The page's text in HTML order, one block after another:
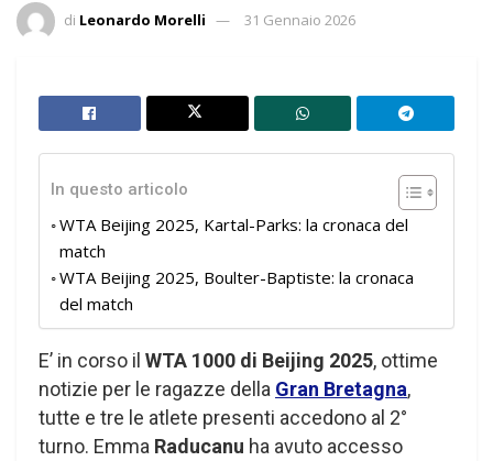
di Leonardo Morelli 31 Gennaio 2026
In questo articolo
WTA Beijing 2025, Kartal-Parks: la cronaca del
match
WTA Beijing 2025, Boulter-Baptiste: la cronaca
del match
E’ in corso il WTA 1000 di Beijing 2025, ottime
notizie per le ragazze della Gran Bretagna,
tutte e tre le atlete presenti accedono al 2°
turno. Emma Raducanu ha avuto accesso